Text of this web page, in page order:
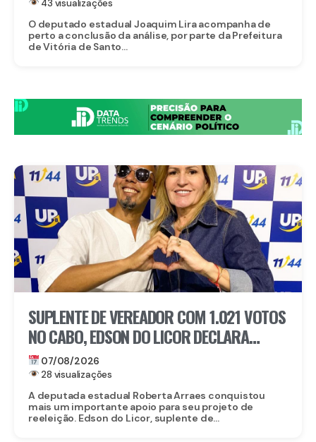
43 visualizações
O deputado estadual Joaquim Lira acompanha de
perto a conclusão da análise, por parte da Prefeitura
de Vitória de Santo...
SUPLENTE DE VEREADOR COM 1.021 VOTOS
NO CABO, EDSON DO LICOR DECLARA
APOIO A ROBERTA ARRAES
07/08/2026
28 visualizações
A deputada estadual Roberta Arraes conquistou
mais um importante apoio para seu projeto de
reeleição. Edson do Licor, suplente de...